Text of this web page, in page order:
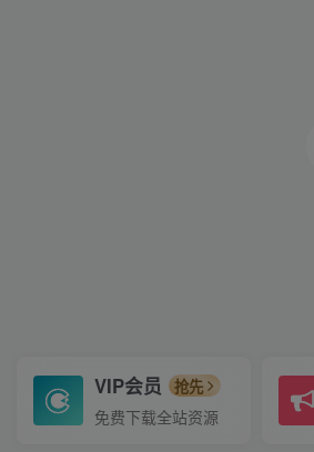
VIP会员 抢先
免费下载全站资源